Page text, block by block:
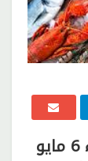
اليوم الأربعاء 6 مايو